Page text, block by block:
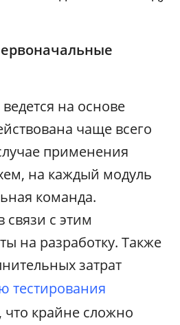
на основе
чаще всего
применения
на каждый модуль
команда.
связи с этим
на разработку. Также
затрат
тестирования
что крайне сложно